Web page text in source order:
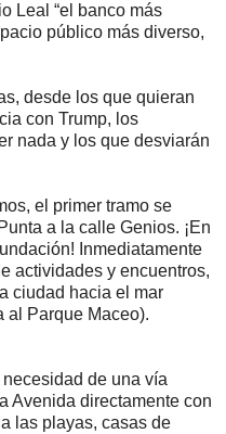
Leal “el banco más
público más diverso,
desde los que quieran
con Trump, los
nada y los que desviarán
el primer tramo se
a la calle Genios. ¡En
Inmediatamente
actividades y encuentros,
ciudad hacia el mar
al Parque Maceo).
de una vía
Avenida directamente con
las playas, casas de